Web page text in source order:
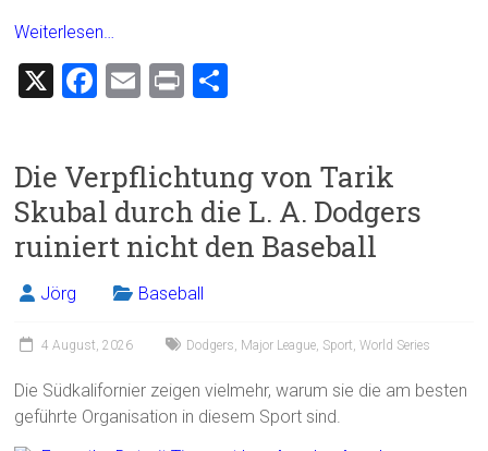
Weiterlesen…
X
F
b
o
ok
E
l
Pr
n
Die Verpflichtung von Tarik
Skubal durch die L. A. Dodgers
ruiniert nicht den Baseball
Jörg Baseball
4 August, 2026 Dodgers, Major League, Sport,World Series
Die Südkalifornier zeigen vielmehr, warum sie die am besten
geführte Organisation in diesem Sport sind.